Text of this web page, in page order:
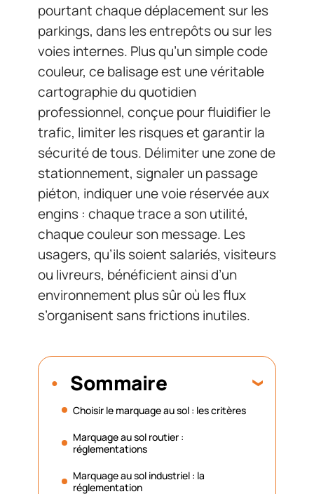
pourtant chaque déplacement sur les
parkings, dans les entrepôts ou sur les
voies internes. Plus qu’un simple code
couleur, ce balisage est une véritable
cartographie du quotidien
professionnel, conçue pour fluidifier le
trafic, limiter les risques et garantir la
sécurité de tous. Délimiter une zone de
stationnement, signaler un passage
piéton, indiquer une voie réservée aux
engins : chaque trace a son utilité,
chaque couleur son message. Les
usagers, qu’ils soient salariés, visiteurs
ou livreurs, bénéficient ainsi d’un
environnement plus sûr où les flux
s’organisent sans frictions inutiles.
Sommaire
Choisir le marquage au sol : les critères
Marquage au sol routier :
réglementations
Marquage au sol industriel : la
réglementation